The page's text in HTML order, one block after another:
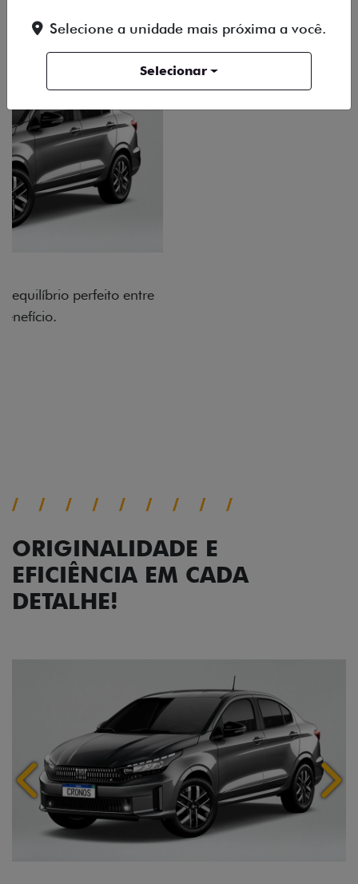
As rodas de liga leve com desenho dinâmico e
acabamento diamantado elevam o estilo do Fiat
ORIGINALIDADE E
EFICIÊNCIA EM CADA
DETALHE!
Anterior
Selecione a unidade mais próxima a você.
Selecionar